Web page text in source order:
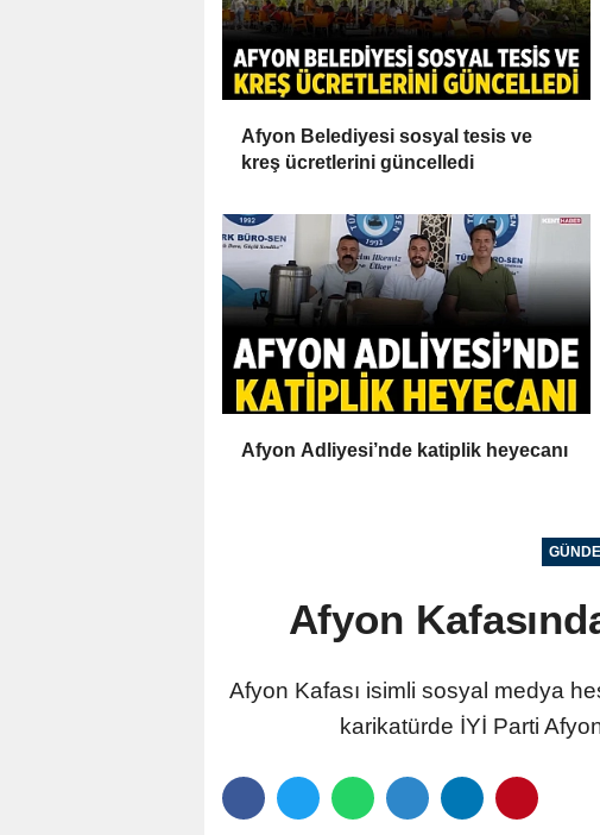
Afyon Belediyesi sosyal tesis ve
kreş ücretlerini güncelledi
Afyon Adliyesi’nde katiplik heyecanı
Afyon
Afyon Kafası isimli sosyal medya
karikatürde İYİ Parti